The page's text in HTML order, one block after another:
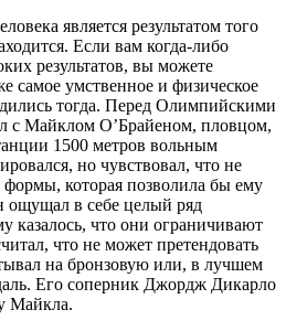
является результатом того
Если вам когда-либо
результатов, вы можете
самое умственное и физическое
тогда. Перед Олимпийскими
с Майклом О’Брайеном, пловцом,
1500 метров вольным
но чувствовал, что не
формы, которая позволила бы ему
ощущал в себе целый ряд
казалось, что они ограничивают
что не может претендовать
на бронзовую или, в лучшем
Его соперник Джордж Дикарло
Майкла.